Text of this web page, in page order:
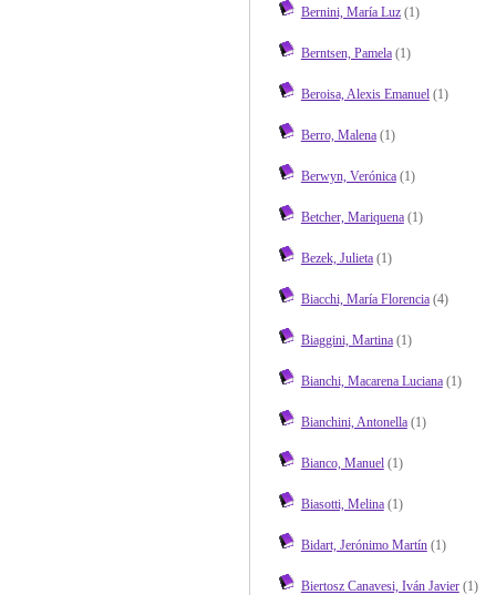
Bernini, María Luz(1)
Berntsen, Pamela(1)
Beroisa, Alexis Emanuel(1)
Berro, Malena(1)
Berwyn, Verónica(1)
Betcher, Mariquena(1)
Bezek, Julieta(1)
Biacchi, María Florencia(4)
Biaggini, Martina(1)
Bianchi, Macarena Luciana(1)
Bianchini, Antonella(1)
Bianco, Manuel(1)
Biasotti, Melina(1)
Bidart, Jerónimo Martín(1)
Biertosz Canavesi, Iván Javier(1)